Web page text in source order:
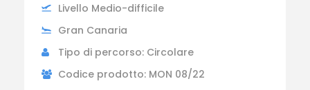
Livello Medio-difficile
Gran Canaria
Tipo di percorso: Circolare
Codice prodotto: MON 08/22